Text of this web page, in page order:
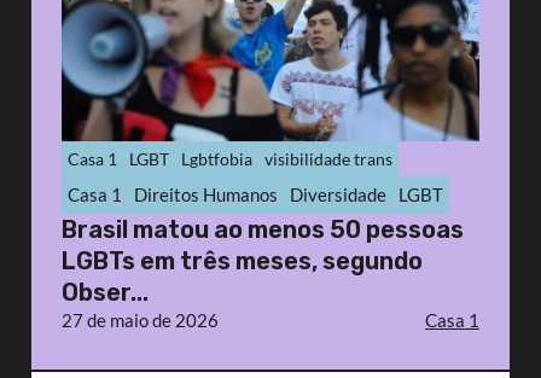
Casa 1 LGBT Lgbtfobia visibilidade trans
Casa 1 Direitos Humanos Diversidade LGBT
Brasil matou ao menos 50 pessoas
LGBTs em três meses, segundo
Obser...
27 de maio de 2026 Casa 1